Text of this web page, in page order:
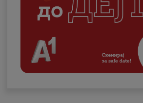
Поддршка
Надополни кредит
Плати сметка